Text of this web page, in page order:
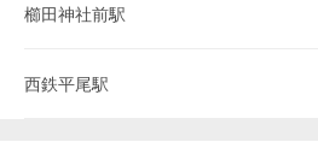
櫛田神社前駅
西鉄平尾駅